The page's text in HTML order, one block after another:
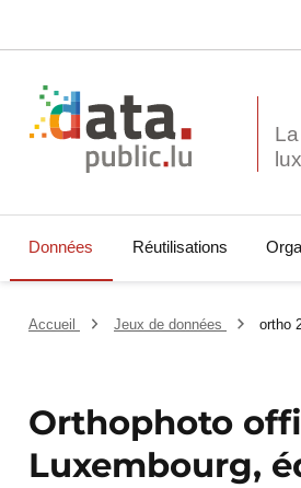
Données Réutilisations
Accueil Jeux de données ortho
Orthophoto
Luxembourg,